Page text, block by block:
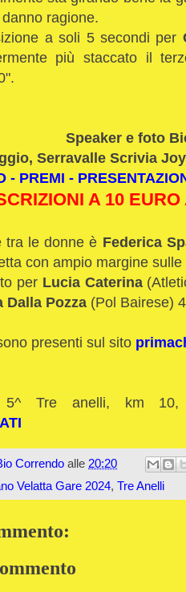
ragione.
a soli 5 secondi per
più staccato il
Speaker e foto
Serravalle Scrivia
- PREMI -
A 10
tra le donne è Federica
con ampio margine
perLucia Caterina
Dalla Pozza (Pol Bairese)
presenti sul sito
5^ Tre anelli, km 10,
Correndo alle 20:20
Velatta Gare 2024, Tre Anelli